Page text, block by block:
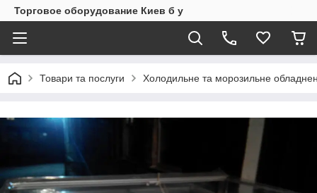
Торговое оборудование Киев б у
Товари та послуги Холодильне та морозильне